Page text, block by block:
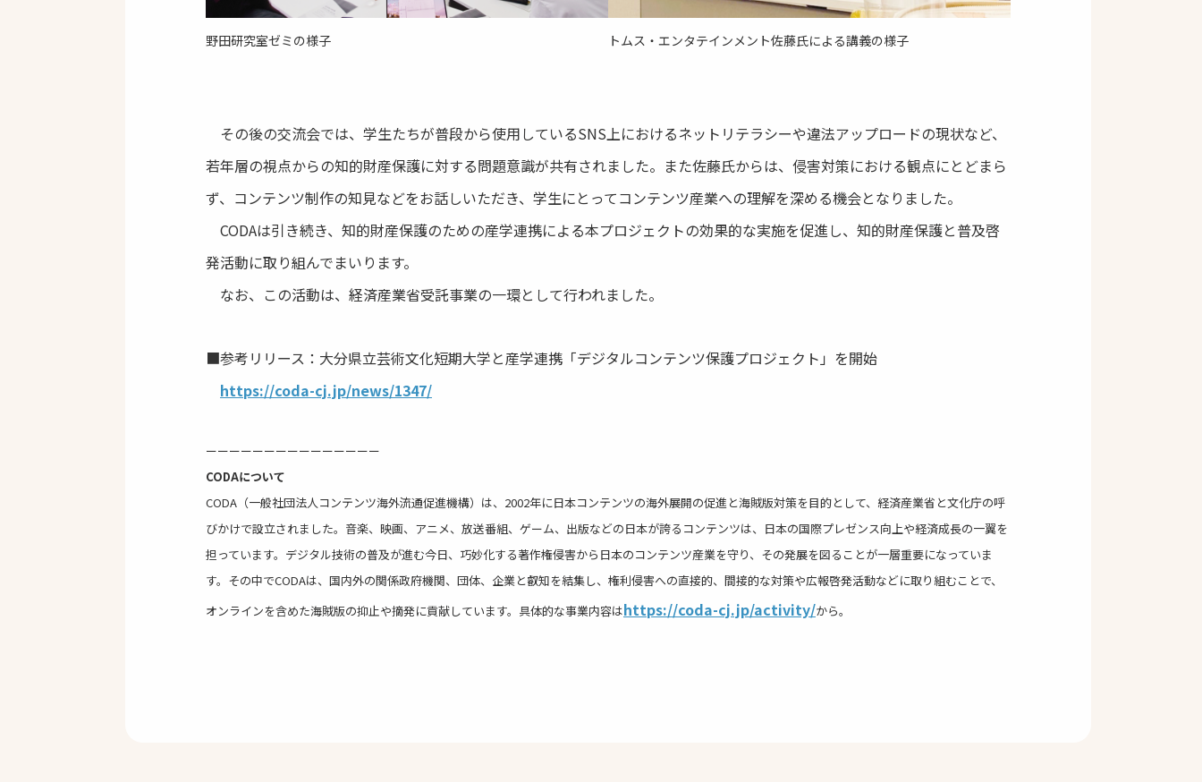
野田研究室ゼミの様子 トムス・エンタテインメント佐藤氏による講義の様子
その後の交流会では、学生たちが普段から使用しているSNS上におけるネットリテラシーや違法アップロードの現状など、
若年層の視点からの知的財産保護に対する問題意識が共有されました。また佐藤氏からは、侵害対策における観点にとどまら
ず、コンテンツ制作の知見などをお話しいただき、学生にとってコンテンツ産業への理解を深める機会となりました。
CODAは引き続き、知的財産保護のための産学連携による本プロジェクトの効果的な実施を促進し、知的財産保護と普及啓
発活動に取り組んでまいります。
なお、この活動は、経済産業省受託事業の一環として行われました。
■参考リリース：大分県立芸術文化短期大学と産学連携「デジタルコンテンツ保護プロジェクト」を開始
https://coda-cj.jp/news/1347/
ーーーーーーーーーーーーーーー
CODAについて
CODA（一般社団法人コンテンツ海外流通促進機構）は、2002年に日本コンテンツの海外展開の促進と海賊版対策を目的として、経済産業省と文化庁の呼
びかけで設立されました。音楽、映画、アニメ、放送番組、ゲーム、出版などの日本が誇るコンテンツは、日本の国際プレゼンス向上や経済成長の一翼を
担っています。デジタル技術の普及が進む今日、巧妙化する著作権侵害から日本のコンテンツ産業を守り、その発展を図ることが一層重要になっていま
す。その中でCODAは、国内外の関係政府機関、団体、企業と叡知を結集し、権利侵害への直接的、間接的な対策や広報啓発活動などに取り組むことで、
オンラインを含めた海賊版の抑止や摘発に貢献しています。具体的な事業内容はhttps://coda-cj.jp/activity/から。